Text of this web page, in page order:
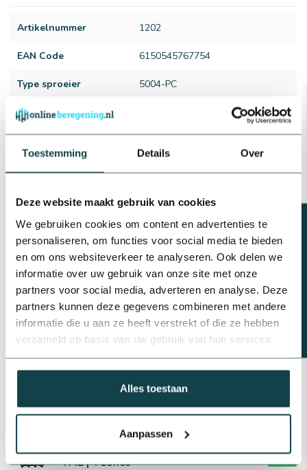
Toestemming Details Over
Deze website maakt gebruik van cookies
We gebruiken cookies om content en advertenties te
personaliseren, om functies voor social media te bieden
en om ons websiteverkeer te analyseren. Ook delen we
informatie over uw gebruik van onze site met onze
partners voor social media, adverteren en analyse. Deze
partners kunnen deze gegevens combineren met andere
informatie die u aan ze heeft verstrekt of die ze hebben
verzameld op basis van uw gebruik van hun services.
Alles toestaan
Aanpassen
Artikelnummer 1202
EAN Code 6150545767754
Type sproeier 5004-PC
Aansluiting sproeier
Sproeibereik
Waterverbruik 170 t/m 2.190 liter per uur
Aantal sproeiers 6 sproeiers
Diameter tyleenslang ø 25 mm
Merk RainBird
Werkdruk 1.7 t/m 4.5 bar
Materiaal sproeier Kunststof
Bekijk alles
Reviews
Gerelateerde producten
RainBird Rainbird
beregeningsinstallatie
compleet inclusief
zones €376,39
beregeningsinstallatie
compleet inclusief
beregeningscomputer ESP-
TM2 | 4 zones €539,25
Beregeningsplan?